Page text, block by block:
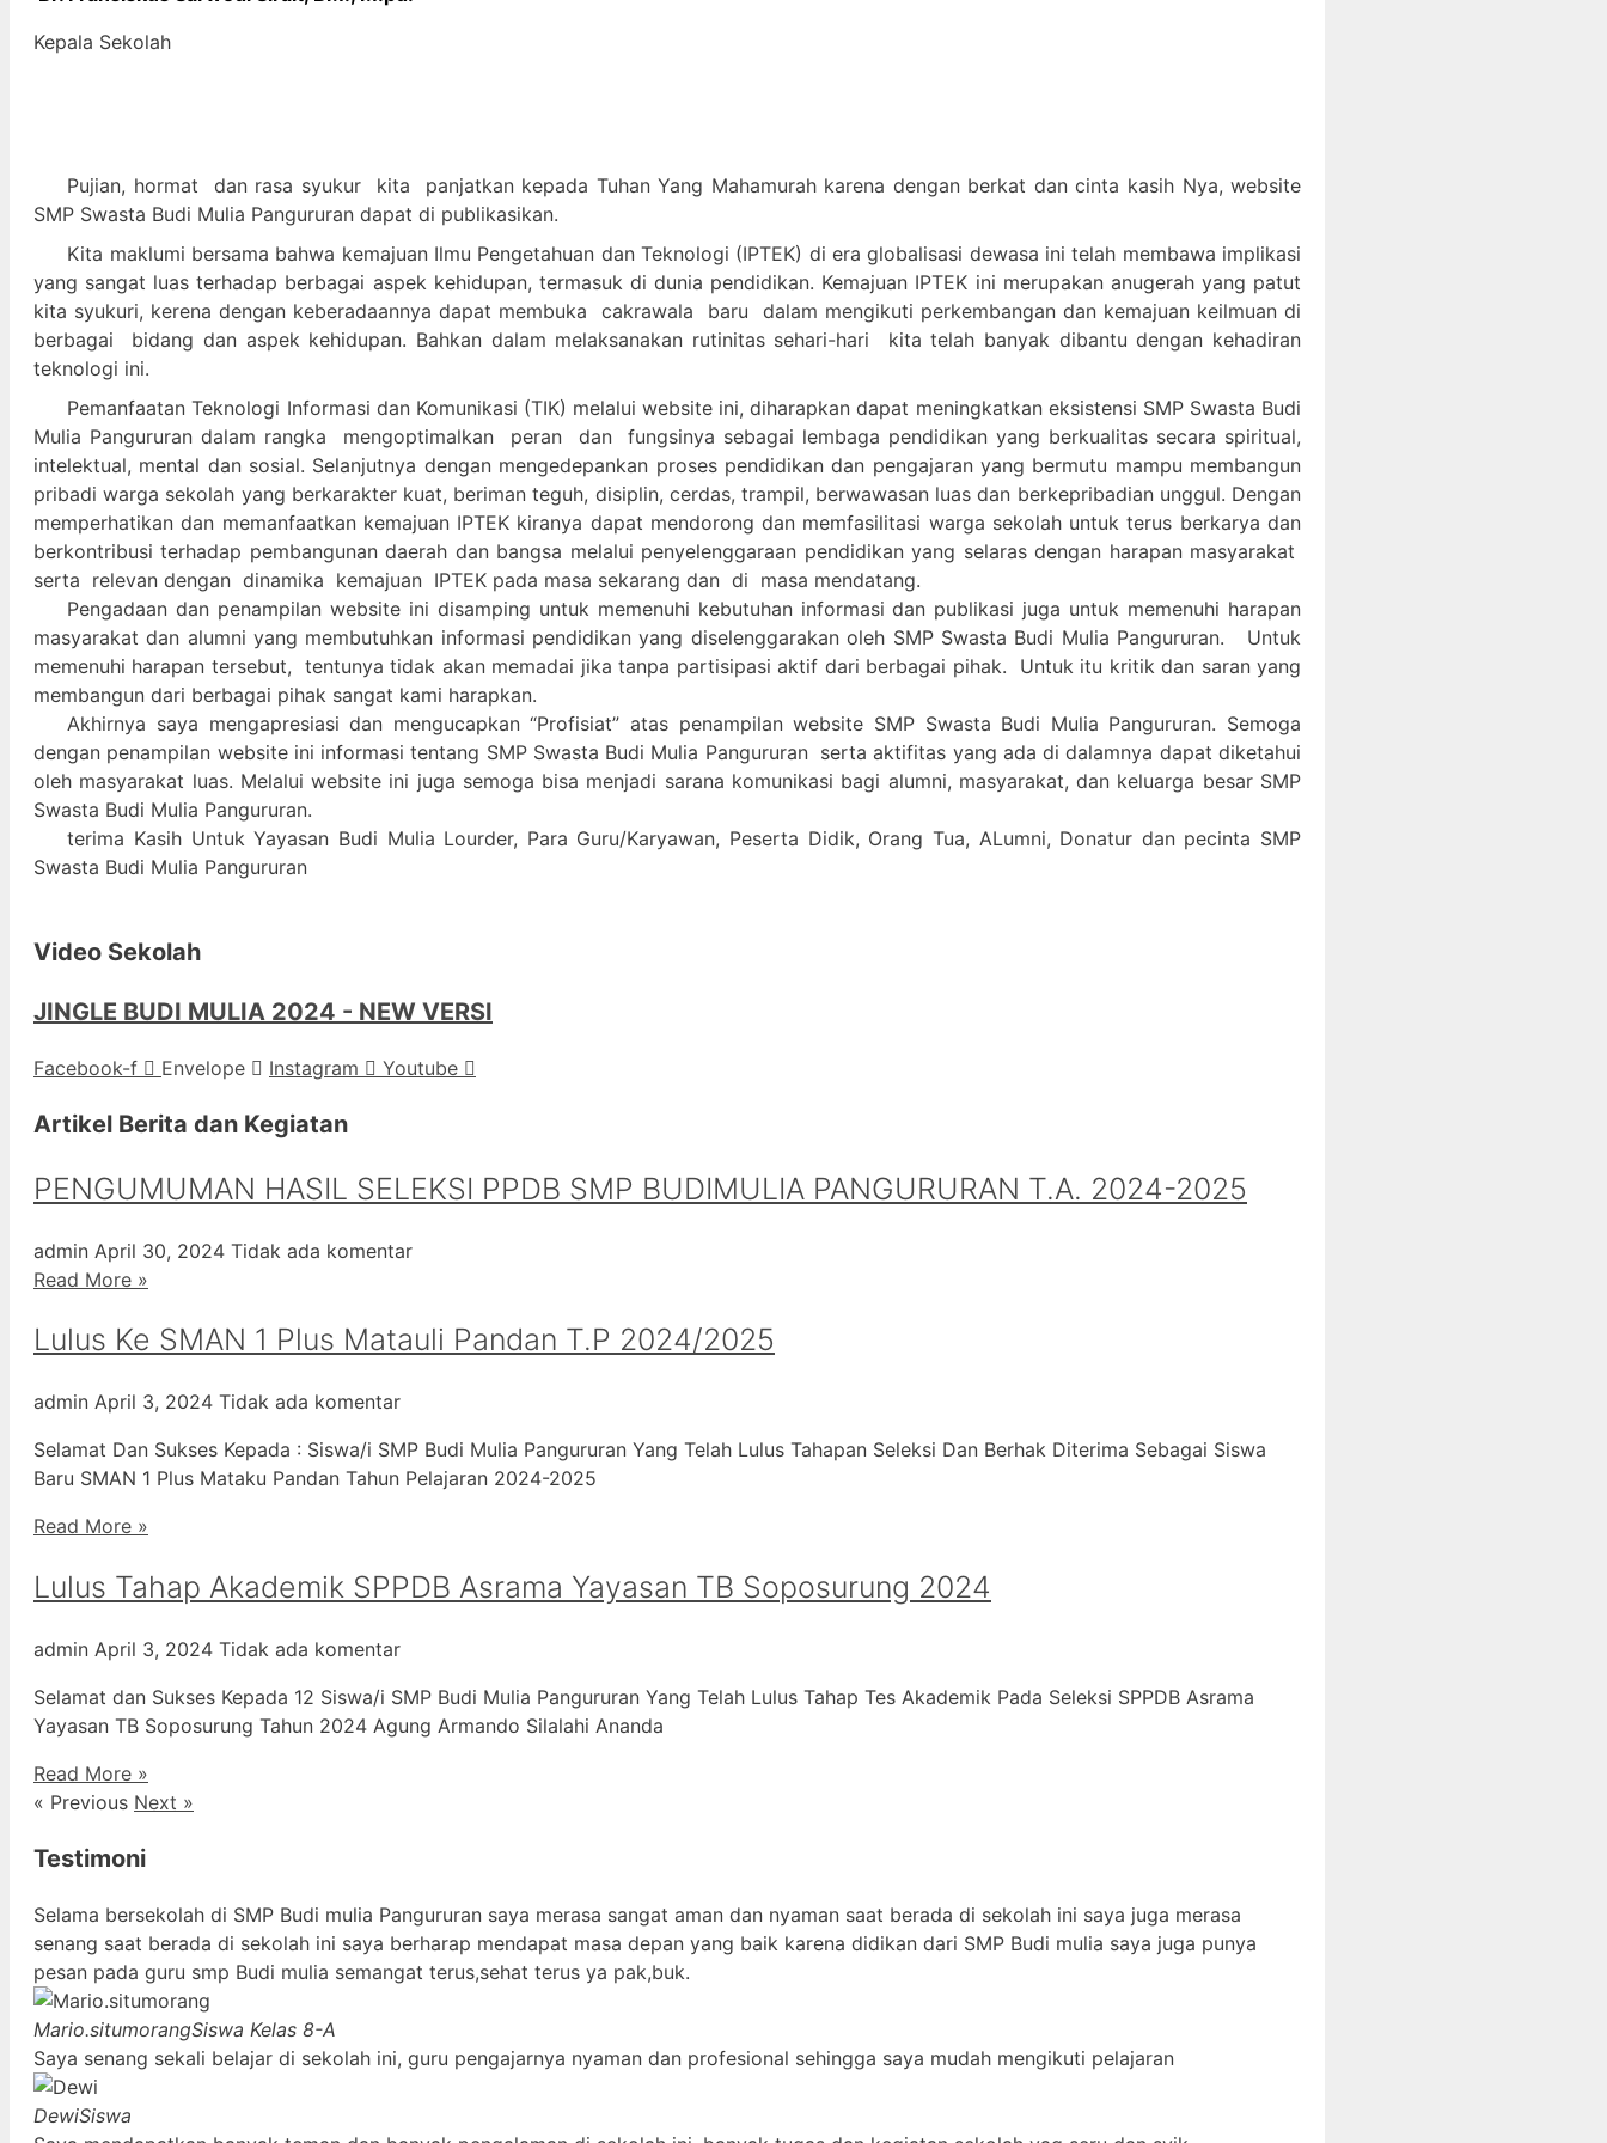
Kepala Sekolah
Pujian, hormat dan rasa syukur kita panjatkan kepada Tuhan Yang Mahamurah karena dengan berkat dan cinta kasih Nya, website
SMP Swasta Budi Mulia Pangururan dapat di publikasikan.
Kita maklumi bersama bahwa kemajuan Ilmu Pengetahuan dan Teknologi (IPTEK) di era globalisasi dewasa ini telah membawa implikasi
yang sangat luas terhadap berbagai aspek kehidupan, termasuk di dunia pendidikan. Kemajuan IPTEK ini merupakan anugerah yang patut
kita syukuri, kerena dengan keberadaannya dapat membuka cakrawala baru dalam mengikuti perkembangan dan kemajuan keilmuan di
berbagai bidang dan aspek kehidupan. Bahkan dalam melaksanakan rutinitas sehari-hari kita telah banyak dibantu dengan kehadiran
teknologi ini.
Pemanfaatan Teknologi Informasi dan Komunikasi (TIK) melalui website ini, diharapkan dapat meningkatkan eksistensi SMP Swasta Budi
Mulia Pangururan dalam rangka mengoptimalkan peran dan fungsinya sebagai lembaga pendidikan yang berkualitas secara spiritual,
intelektual, mental dan sosial. Selanjutnya dengan mengedepankan proses pendidikan dan pengajaran yang bermutu mampu membangun
pribadi warga sekolah yang berkarakter kuat, beriman teguh, disiplin, cerdas, trampil, berwawasan luas dan berkepribadian unggul. Dengan
memperhatikan dan memanfaatkan kemajuan IPTEK kiranya dapat mendorong dan memfasilitasi warga sekolah untuk terus berkarya dan
berkontribusi terhadap pembangunan daerah dan bangsa melalui penyelenggaraan pendidikan yang selaras dengan harapan masyarakat
serta relevan dengan dinamika kemajuan IPTEK pada masa sekarang dan di masa mendatang.
Pengadaan dan penampilan website ini disamping untuk memenuhi kebutuhan informasi dan publikasi juga untuk memenuhi harapan
masyarakat dan alumni yang membutuhkan informasi pendidikan yang diselenggarakan oleh SMP Swasta Budi Mulia Pangururan. Untuk
memenuhi harapan tersebut, tentunya tidak akan memadai jika tanpa partisipasi aktif dari berbagai pihak. Untuk itu kritik dan saran yang
membangun dari berbagai pihak sangat kami harapkan.
Akhirnya saya mengapresiasi dan mengucapkan “Profisiat” atas penampilan website SMP Swasta Budi Mulia Pangururan. Semoga
dengan penampilan website ini informasi tentang SMP Swasta Budi Mulia Pangururan serta aktifitas yang ada di dalamnya dapat diketahui
oleh masyarakat luas. Melalui website ini juga semoga bisa menjadi sarana komunikasi bagi alumni, masyarakat, dan keluarga besar SMP
Swasta Budi Mulia Pangururan.
terima Kasih Untuk Yayasan Budi Mulia Lourder, Para Guru/Karyawan, Peserta Didik, Orang Tua, ALumni, Donatur dan pecinta SMP
Swasta Budi Mulia Pangururan
Video Sekolah
JINGLE BUDI MULIA 2024 - NEW VERSI
Facebook-f Envelope Instagram Youtube
Artikel Berita dan Kegiatan
PENGUMUMAN HASIL SELEKSI PPDB SMP BUDIMULIA PANGURURAN T.A. 2024-2025
admin April 30, 2024 Tidak ada komentar
Read More »
Lulus Ke SMAN 1 Plus Matauli Pandan T.P 2024/2025
admin April 3, 2024 Tidak ada komentar
Selamat Dan Sukses Kepada : Siswa/i SMP Budi Mulia Pangururan Yang Telah Lulus Tahapan Seleksi Dan Berhak Diterima Sebagai Siswa
Baru SMAN 1 Plus Mataku Pandan Tahun Pelajaran 2024-2025
Read More »
Lulus Tahap Akademik SPPDB Asrama Yayasan TB Soposurung 2024
admin April 3, 2024 Tidak ada komentar
Selamat dan Sukses Kepada 12 Siswa/i SMP Budi Mulia Pangururan Yang Telah Lulus Tahap Tes Akademik Pada Seleksi SPPDB Asrama
Yayasan TB Soposurung Tahun 2024 Agung Armando Silalahi ⁠Ananda
Read More »
« Previous Next »
Testimoni
Selama bersekolah di SMP Budi mulia Pangururan saya merasa sangat aman dan nyaman saat berada di sekolah ini saya juga merasa
senang saat berada di sekolah ini saya berharap mendapat masa depan yang baik karena didikan dari SMP Budi mulia saya juga punya
pesan pada guru smp Budi mulia semangat terus,sehat terus ya pak,buk.
Mario.situmorangSiswa Kelas 8-A
Saya senang sekali belajar di sekolah ini, guru pengajarnya nyaman dan profesional sehingga saya mudah mengikuti pelajaran
DewiSiswa